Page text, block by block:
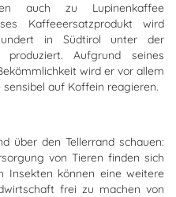
auch zu Lupinenkaffee
Kaffeeersatzprodukt wird
in Südtirol unter der
produziert. Aufgrund seines
wird er vor allem
auf Koffein reagieren.
über den Tellerrand schauen:
von Tieren finden sich
Insekten können eine weitere
frei zu machen von